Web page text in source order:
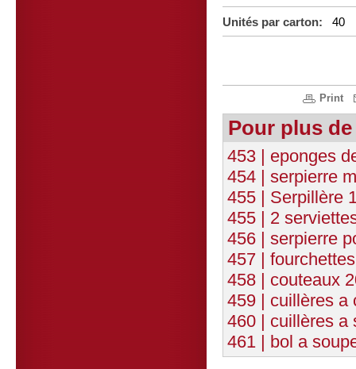
Unités par carton: 40
Print
Pour plus
453 | eponges
454 | serpierre
455 | Serpillère
455 | 2
456 | serpierre
457 |
458 | couteaux
459 | cuillères a
460 | cuillères a
461 | bol a